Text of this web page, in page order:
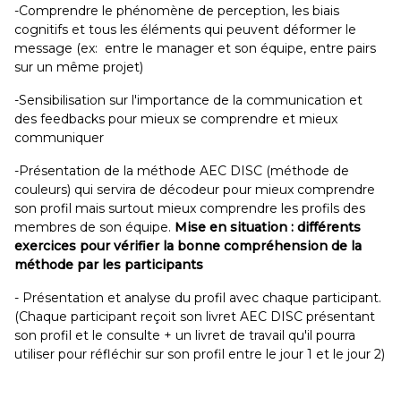
-Comprendre le phénomène de perception, les biais
cognitifs et tous les éléments qui peuvent déformer le
message (ex: entre le manager et son équipe, entre pairs
sur un même projet)
-Sensibilisation sur l'importance de la communication et
des feedbacks pour mieux se comprendre et mieux
communiquer
-Présentation de la méthode AEC DISC (méthode de
couleurs) qui servira de décodeur pour mieux comprendre
son profil mais surtout mieux comprendre les profils des
membres de son équipe. Mise en situation : différents
exercices pour vérifier la bonne compréhension de la
méthode par les participants
- Présentation et analyse du profil avec chaque participant.
(Chaque participant reçoit son livret AEC DISC présentant
son profil et le consulte + un livret de travail qu'il pourra
utiliser pour réfléchir sur son profil entre le jour 1 et le jour 2)